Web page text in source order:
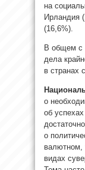
на
Ирландия
(16,6%).
В общем с
дела
в странах
о
об
о
валютном,
видах